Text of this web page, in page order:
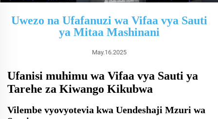
Uwezo na Ufafanuzi wa Vifaa vya Sauti
ya Mitaa Mashinani
May.16.2025
Ufanisi muhimu wa Vifaa vya Sauti ya
Tarehe za Kiwango Kikubwa
Vilembe vyovyotevia kwa Uendeshaji Mzuri wa